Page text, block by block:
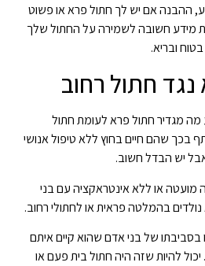
ההבנה אם יש לך חתול פרא או פשוט
מידע חשובה לשמירה על החתול שלך
בטוח ובריא.
חתול רחוב
מגדיר חתול פרא לעומת חתול
בכך שהם חיים בחוץ ללא טיפול אנושי
יש הבדל חשוב.
מועטה או ללא אינטראקציה עם בני
בהמלטה פראית או לחתולי רחוב.
של בני אדם שהוא קיים איתם
להיות שזה היה חתול בית פעם או